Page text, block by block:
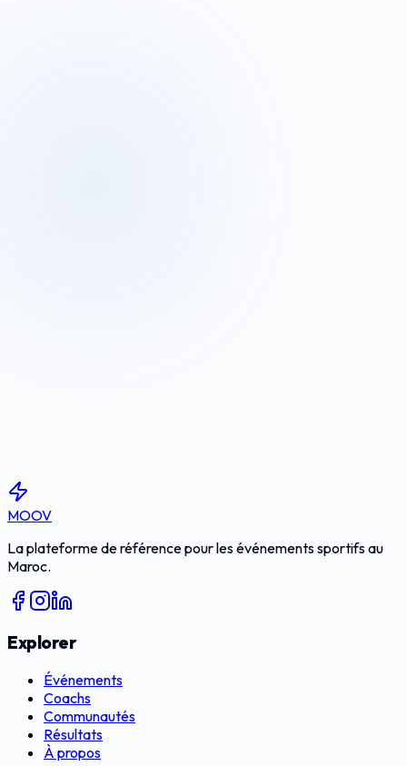
S'inscrire
MOOV
La plateforme de référence pour les événements sportifs au
Maroc.
Explorer
Événements
Coachs
Communautés
Résultats
À propos